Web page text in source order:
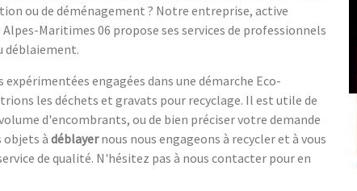
ou de déménagement ? Notre entreprise, active
Maritimes 06 propose ses services de professionnels
déblaiement.
expérimentées engagées dans une démarche Eco-
les déchets et gravats pour recyclage. Il est utile de
d'encombrants, ou de bien préciser votre demande
objets à déblayernous nous engageons à recycler et à vous
de qualité. N'hésitez pas à nous contacter pour en